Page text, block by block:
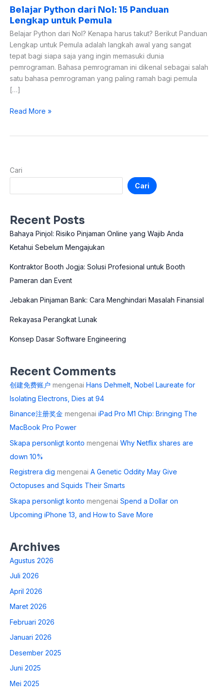
Belajar Python dari Nol: 15 Panduan
Lengkap untuk Pemula
Belajar Python dari Nol? Kenapa harus takut? Berikut Panduan
Lengkap untuk Pemula adalah langkah awal yang sangat
tepat bagi siapa saja yang ingin memasuki dunia
pemrograman. Bahasa pemrograman ini dikenal sebagai salah
satu bahasa pemrograman yang paling ramah bagi pemula
[…]
Read More »
Cari
Cari
Recent Posts
Bahaya Pinjol: Risiko Pinjaman Online yang Wajib Anda
Ketahui Sebelum Mengajukan
Kontraktor Booth Jogja: Solusi Profesional untuk Booth
Pameran dan Event
Jebakan Pinjaman Bank: Cara Menghindari Masalah Finansial
Rekayasa Perangkat Lunak
Konsep Dasar Software Engineering
Recent Comments
创建免费账户 mengenai Hans Dehmelt, Nobel Laureate for
Isolating Electrons, Dies at 94
Binance注册奖金 mengenai iPad Pro M1 Chip: Bringing The
MacBook Pro Power
Skapa personligt konto mengenai Why Netflix shares are
down 10%
Registrera dig mengenai A Genetic Oddity May Give
Octopuses and Squids Their Smarts
Skapa personligt konto mengenai Spend a Dollar on
Upcoming iPhone 13, and How to Save More
Archives
Agustus 2026
Juli 2026
April 2026
Maret 2026
Februari 2026
Januari 2026
Desember 2025
Juni 2025
Mei 2025